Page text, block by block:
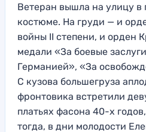
Ветеран вышла на улицу в
костюме. На груди — и
войны II степени, и орден
медали «За боевые
Германией», «За
С кузова большегруза
фронтовика встретили
платьях фасона 40-х
тогда, в дни молодости